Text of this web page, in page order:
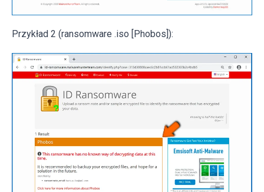
Przykład 2 (ransomware .iso [Phobos]):